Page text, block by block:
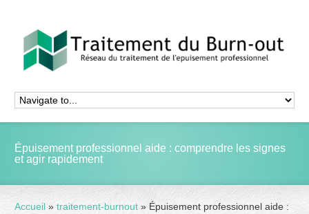
Épuisement professionnel aide : comprendre les signes
et agir rapidement
Accueil » traitement-burnout » Épuisement professionnel aide :